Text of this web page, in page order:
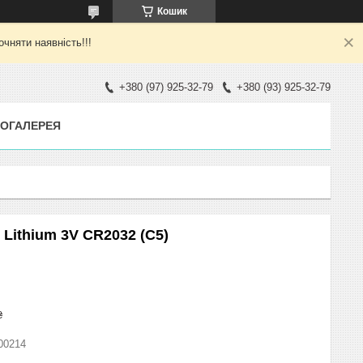
Кошик
наявність!!!
+380 (97) 925-32-79 +380 (93) 925-32-79
3V CR2032 (C5)